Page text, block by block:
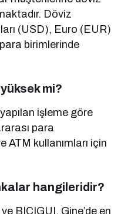
Döviz
(USD), Euro (EUR)
birimlerinde
mi?
işleme göre
para
kullanımları için
hangileridir?
BICIGUI, Gine’de en